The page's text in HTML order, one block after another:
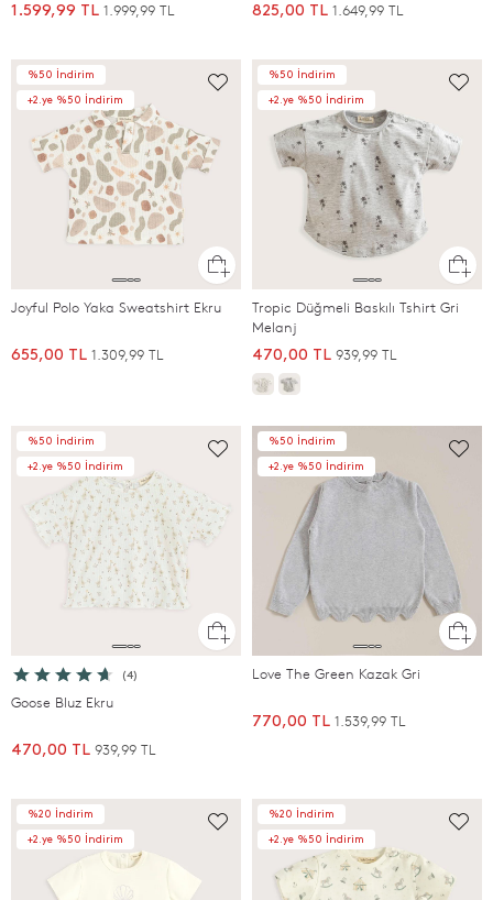
1.599,99 TL 1.999,99 TL 825,00 TL 1.649,99 TL
%50 İndirim
+2.ye %50 İndirim
Joyful Polo Yaka Sweatshirt Ekru
655,00 TL 1.309,99 TL
%50 İndirim
+2.ye %50 İndirim
Tropic Düğmeli Baskılı Tshirt Gri
Melanj
470,00 TL 939,99 TL
%50 İndirim
+2.ye %50 İndirim
(4)
Goose Bluz Ekru
470,00 TL 939,99 TL
%50 İndirim
+2.ye %50 İndirim
Love The Green Kazak Gri
770,00 TL 1.539,99 TL
%20 İndirim
+2.ye %50 İndirim
%20 İndirim
+2.ye %50 İndirim